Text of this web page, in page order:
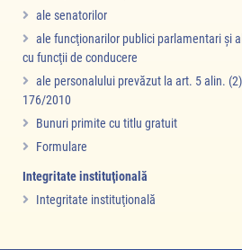
ale senatorilor
ale funcţionarilor publici parlamentari şi
cu funcţii de conducere
ale personalului prevăzut la art. 5 alin.
176/2010
Bunuri primite cu titlu gratuit
Formulare
Integritate instituţională
Integritate instituţională